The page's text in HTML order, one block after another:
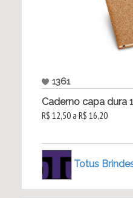
1361
Caderno capa dura
R$ 12,50 a R$ 16,20
Totus